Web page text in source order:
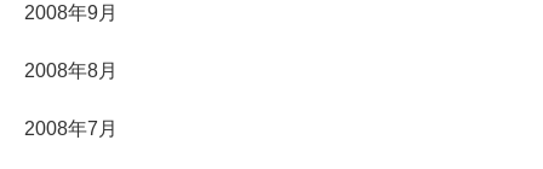
2008年9月
2008年8月
2008年7月